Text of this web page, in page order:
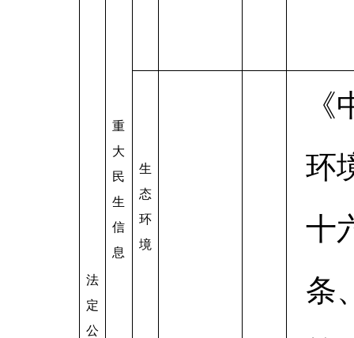
法
定
公
重
大
民
生
信
息
生
态
环
境
环
十
条